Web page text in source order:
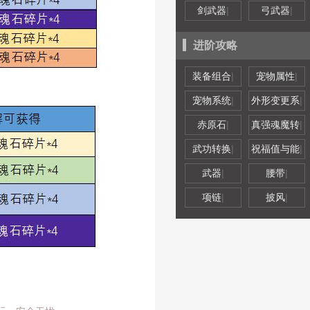
剑武器| 弓武器|
进阶攻略
装备组合| 宠物属性|
宠物系统| 外形变更系|
赤原石| 真强魂魔转|
武功转换| 祝福值与能|
武器| 腰带|
项链| 披风|